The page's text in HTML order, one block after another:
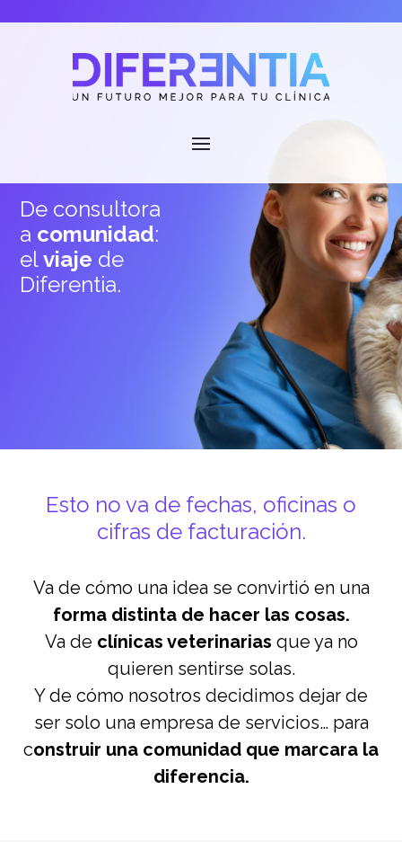
De consultora
a comunidad:
elviaje de
Diferentia.
Esto no va de fechas, oficinas o
cifras de facturación.
Va de cómo una idea se convirtió en una
forma distinta de hacer las cosas.
Va de clínicas veterinarias que ya no
quieren sentirse solas.
Y de cómo nosotros decidimos dejar de
ser solo una empresa de servicios… para
construir una comunidad que marcara la
diferencia.